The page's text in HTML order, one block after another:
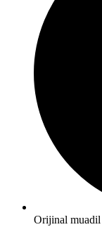
Orijinal